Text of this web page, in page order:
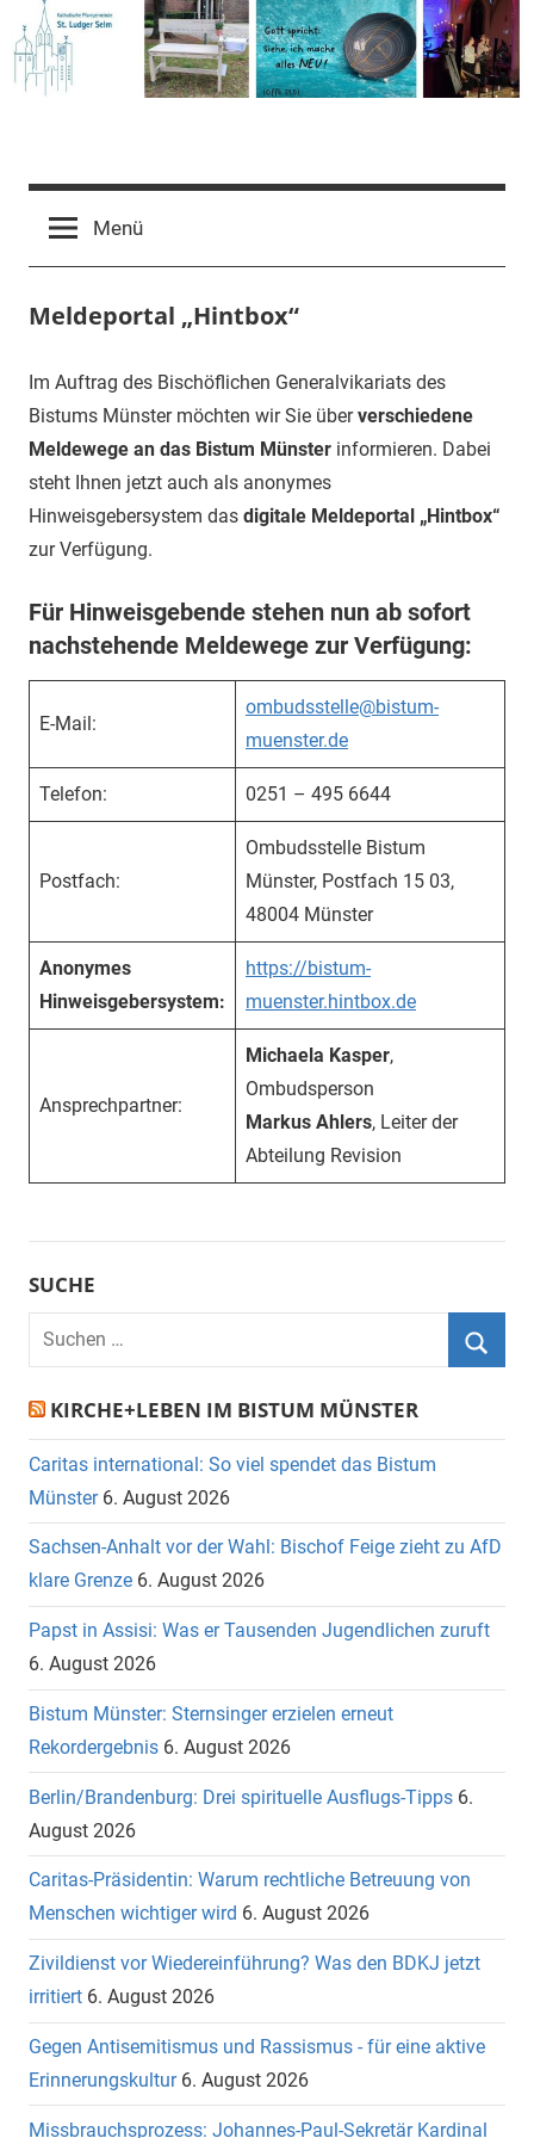
Inhalt
springen
Pfarrgemeinde
St.
Ludger
Selm
Menü
Meldeportal „Hintbox“
Im Auftrag des Bischöflichen Generalvikariats des
Bistums Münster möchten wir Sie überverschiedene
Meldewege an das Bistum Münster informieren. Dabei
steht Ihnen jetzt auch als anonymes
Hinweisgebersystem das digitale Meldeportal „Hintbox“
zur Verfügung.
Für Hinweisgebende stehen nun ab sofort
nachstehende Meldewege zur Verfügung:
E-Mail:
ombudsstelle@bistum-
muenster.de
Telefon: 0251 – 495 6644
Postfach:
Ombudsstelle Bistum
Münster, Postfach 15 03,
48004 Münster
Anonymes
Hinweisgebersystem:
https://bistum-
muenster.hintbox.de
Ansprechpartner:
Michaela Kasper,
Ombudsperson
Markus Ahlers, Leiter der
Abteilung Revision
SUCHE
Suchen
nach:
KIRCHE+LEBEN IM BISTUM MÜNSTER
Caritas international: So viel spendet das Bistum
Münster 6. August 2026
Sachsen-Anhalt vor der Wahl: Bischof Feige zieht zu AfD
klare Grenze 6. August 2026
Papst in Assisi: Was er Tausenden Jugendlichen zuruft
6. August 2026
Bistum Münster: Sternsinger erzielen erneut
Rekordergebnis 6. August 2026
Berlin/Brandenburg: Drei spirituelle Ausflugs-Tipps 6.
August 2026
Caritas-Präsidentin: Warum rechtliche Betreuung von
Menschen wichtiger wird 6. August 2026
Zivildienst vor Wiedereinführung? Was den BDKJ jetzt
irritiert 6. August 2026
Gegen Antisemitismus und Rassismus - für eine aktive
Erinnerungskultur 6. August 2026
Missbrauchsprozess: Johannes-Paul-Sekretär Kardinal